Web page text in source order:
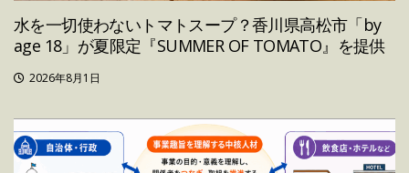
水を一切使わないトマトスープ？香川県高松市「by
age 18」が夏限定『SUMMER OF TOMATO』を提供
2026年8月1日